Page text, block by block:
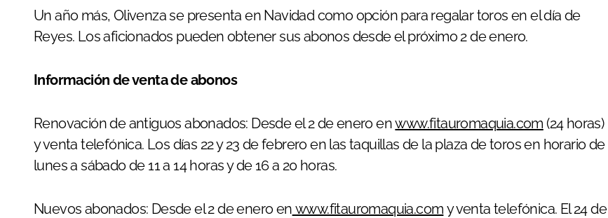
Un año más, Olivenza se presenta en Navidad como opción para regalar toros en el día de
Reyes. Los aficionados pueden obtener sus abonos desde el próximo 2 de enero.
Información de venta de abonos
Renovación de antiguos abonados: Desde el 2 de enero enwww.fitauromaquia.com (24 horas)
y venta telefónica. Los días 22 y 23 de febrero en las taquillas de la plaza de toros en horario de
lunes a sábado de 11 a 14 horas y de 16 a 20 horas.
Nuevos abonados: Desde el 2 de enero en www.fitauromaquia.com y venta telefónica. El 24 de